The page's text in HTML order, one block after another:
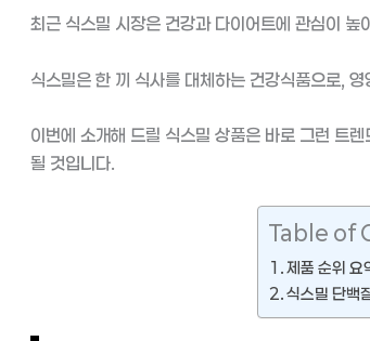
최근 식스밀 시장은 건강과 다이어트에 관심이 높
식스밀은 한 끼 식사를 대체하는 건강식품으로,
이번에 소개해 드릴 식스밀 상품은 바로 그런 트
될 것입니다.
Table of
제품 순위 요
식스밀 단백